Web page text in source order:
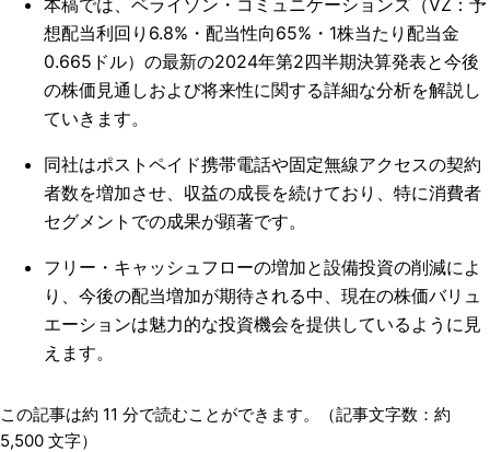
本稿では、ベライゾン・コミュニケーションズ（VZ：予
想配当利回り6.8%・配当性向65%・1株当たり配当金
0.665ドル）の最新の2024年第2四半期決算発表と今後
の株価見通しおよび将来性に関する詳細な分析を解説し
ていきます。
同社はポストペイド携帯電話や固定無線アクセスの契約
者数を増加させ、収益の成長を続けており、特に消費者
セグメントでの成果が顕著です。
フリー・キャッシュフローの増加と設備投資の削減によ
り、今後の配当増加が期待される中、現在の株価バリュ
エーションは魅力的な投資機会を提供しているように見
えます。
この記事は約 11 分で読むことができます。（記事文字数：約
5,500 文字）